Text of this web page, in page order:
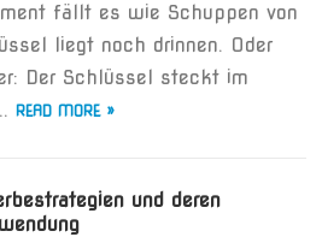
fällt es wie Schuppen von
liegt noch drinnen. Oder
Der Schlüssel steckt im
READ MORE »
und deren